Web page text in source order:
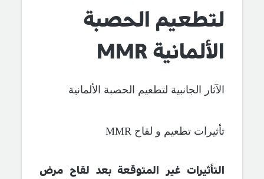
لتطعيم الحصبة
الألمانية MMR
الآثار الجانبية لتطعيم الحصبة الألمانية
تأثيرات تطعيم و لقاح MMR
التأثيرات غير المتوقعة بعد لقاح مرض